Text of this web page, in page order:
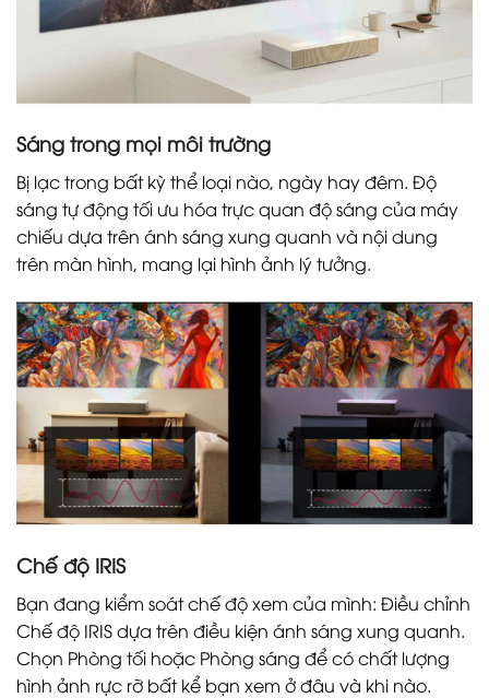
Sáng trong mọi môi trường
Bị lạc trong bất kỳ thể loại nào, ngày hay đêm. Độ
sáng tự động tối ưu hóa trực quan độ sáng của máy
chiếu dựa trên ánh sáng xung quanh và nội dung
trên màn hình, mang lại hình ảnh lý tưởng.
Chế độ IRIS
Bạn đang kiểm soát chế độ xem của mình: Điều chỉnh
Chế độ IRIS dựa trên điều kiện ánh sáng xung quanh.
Chọn Phòng tối hoặc Phòng sáng để có chất lượng
hình ảnh rực rỡ bất kể bạn xem ở đâu và khi nào.